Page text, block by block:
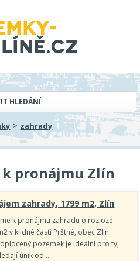
HLEDÁNÍ
> zahrady
pronájmu Zlín
zahrady, 1799 m2, Zlín
k pronájmu zahradu o rozloze
v klidné části Prštné, obec Zlín.
pozemek je ideální pro ty,
únik od…